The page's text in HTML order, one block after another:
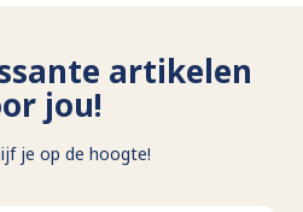
artikelen
jou!
je op de hoogte!